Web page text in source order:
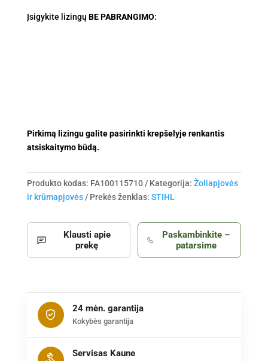
STIHL
1)
Įsigykite lizingų BE PABRANGIMO:
Pirkimą lizingu galite pasirinkti krepšelyje renkantis
atsiskaitymo būdą.
Produkto kodas: FA100115710 Kategorija: Žoliapjovės
ir krūmapjovės
Prekės ženklas: STIHL
Klausti apie
prekę
Paskambinkite –
patarsime
24 mėn. garantija
Kokybės garantija
Servisas Kaune